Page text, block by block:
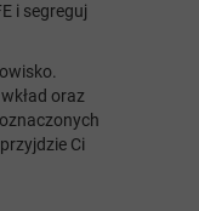
i segreguj
oraz
Ci